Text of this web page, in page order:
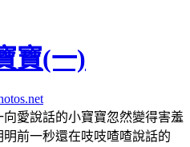
寶(一)
愛說話的小寶寶忽然變得害羞
前一秒還在吱吱喳喳說話的